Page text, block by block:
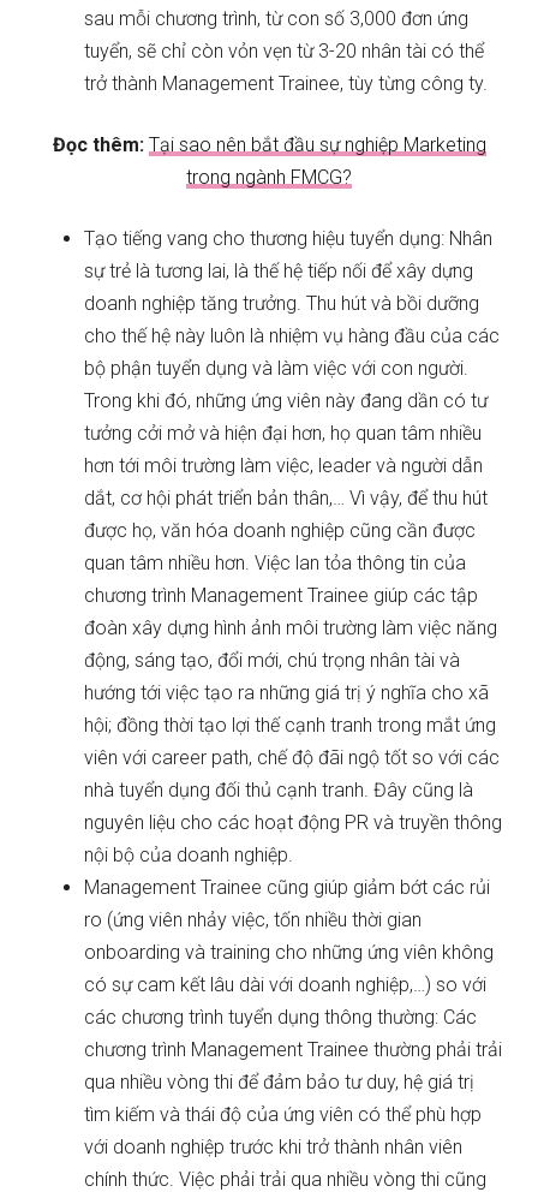
sau mỗi chương trình, từ con số 3,000 đơn ứng
tuyển, sẽ chỉ còn vỏn vẹn từ 3-20 nhân tài có thể
trở thành Management Trainee, tùy từng công ty.
Đọc thêm: Tại sao nên bắt đầu sự nghiệp Marketing
trong ngành FMCG?
Tạo tiếng vang cho thương hiệu tuyển dụng: Nhân
sự trẻ là tương lai, là thế hệ tiếp nối để xây dựng
doanh nghiệp tăng trưởng. Thu hút và bồi dưỡng
cho thế hệ này luôn là nhiệm vụ hàng đầu của các
bộ phận tuyển dụng và làm việc với con người.
Trong khi đó, những ứng viên này đang dần có tư
tưởng cởi mở và hiện đại hơn, họ quan tâm nhiều
hơn tới môi trường làm việc, leader và người dẫn
dắt, cơ hội phát triển bản thân,… Vì vậy, để thu hút
được họ, văn hóa doanh nghiệp cũng cần được
quan tâm nhiều hơn. Việc lan tỏa thông tin của
chương trình Management Trainee giúp các tập
đoàn xây dựng hình ảnh môi trường làm việc năng
động, sáng tạo, đổi mới, chú trọng nhân tài và
hướng tới việc tạo ra những giá trị ý nghĩa cho xã
hội; đồng thời tạo lợi thế cạnh tranh trong mắt ứng
viên với career path, chế độ đãi ngộ tốt so với các
nhà tuyển dụng đối thủ cạnh tranh. Đây cũng là
nguyên liệu cho các hoạt động PR và truyền thông
nội bộ của doanh nghiệp.
Management Trainee cũng giúp giảm bớt các rủi
ro (ứng viên nhảy việc, tốn nhiều thời gian
onboarding và training cho những ứng viên không
có sự cam kết lâu dài với doanh nghiệp,…) so với
các chương trình tuyển dụng thông thường: Các
chương trình Management Trainee thường phải trải
qua nhiều vòng thi để đảm bảo tư duy, hệ giá trị
tìm kiếm và thái độ của ứng viên có thể phù hợp
với doanh nghiệp trước khi trở thành nhân viên
chính thức. Việc phải trải qua nhiều vòng thi cũng